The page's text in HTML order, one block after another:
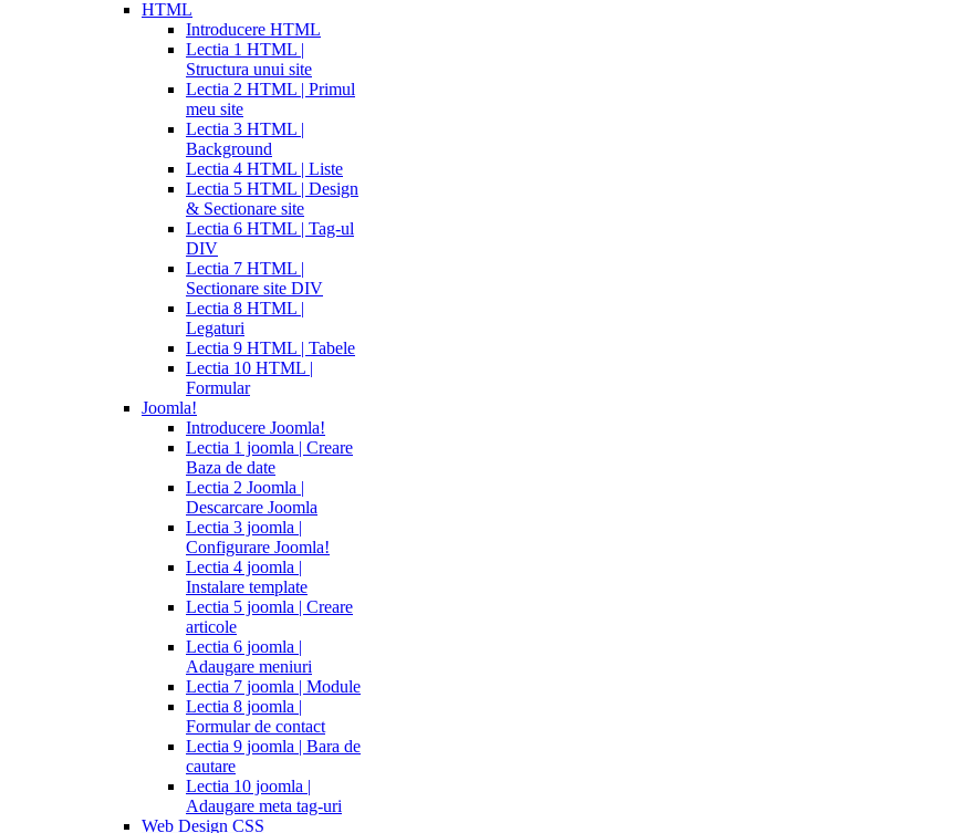
HTML
Introducere HTML
Lectia 1 HTML |
Structura unui site
Lectia 2 HTML | Primul
meu site
Lectia 3 HTML |
Background
Lectia 4 HTML | Liste
Lectia 5 HTML | Design
& Sectionare site
Lectia 6 HTML | Tag-ul
DIV
Lectia 7 HTML |
Sectionare site DIV
Lectia 8 HTML |
Legaturi
Lectia 9 HTML | Tabele
Lectia 10 HTML |
Formular
Joomla!
Introducere Joomla!
Lectia 1 joomla | Creare
Baza de date
Lectia 2 Joomla |
Descarcare Joomla
Lectia 3 joomla |
Configurare Joomla!
Lectia 4 joomla |
Instalare template
Lectia 5 joomla | Creare
articole
Lectia 6 joomla |
Adaugare meniuri
Lectia 7 joomla | Module
Lectia 8 joomla |
Formular de contact
Lectia 9 joomla | Bara de
cautare
Lectia 10 joomla |
Adaugare meta tag-uri
Web Design CSS